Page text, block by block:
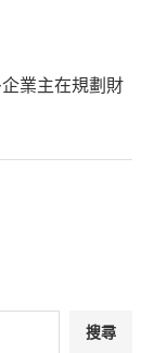
業主在規劃財
搜尋